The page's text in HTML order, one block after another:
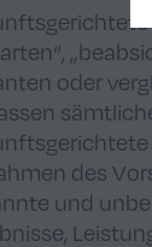
oder
des
und